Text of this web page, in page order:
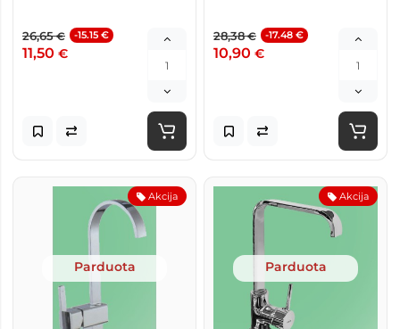
26,65€ -15.15 €
11,50 €
28,38€ -17.48 €
10,90 €
Akcija
Parduota
Akcija
Parduota